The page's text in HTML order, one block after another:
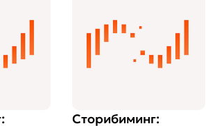
Сторибиминг: